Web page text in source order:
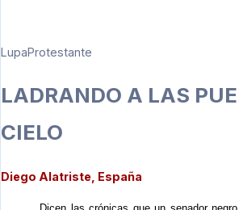
LupaProtestante
LADRANDO A LAS
CIELO
Diego Alatriste, España